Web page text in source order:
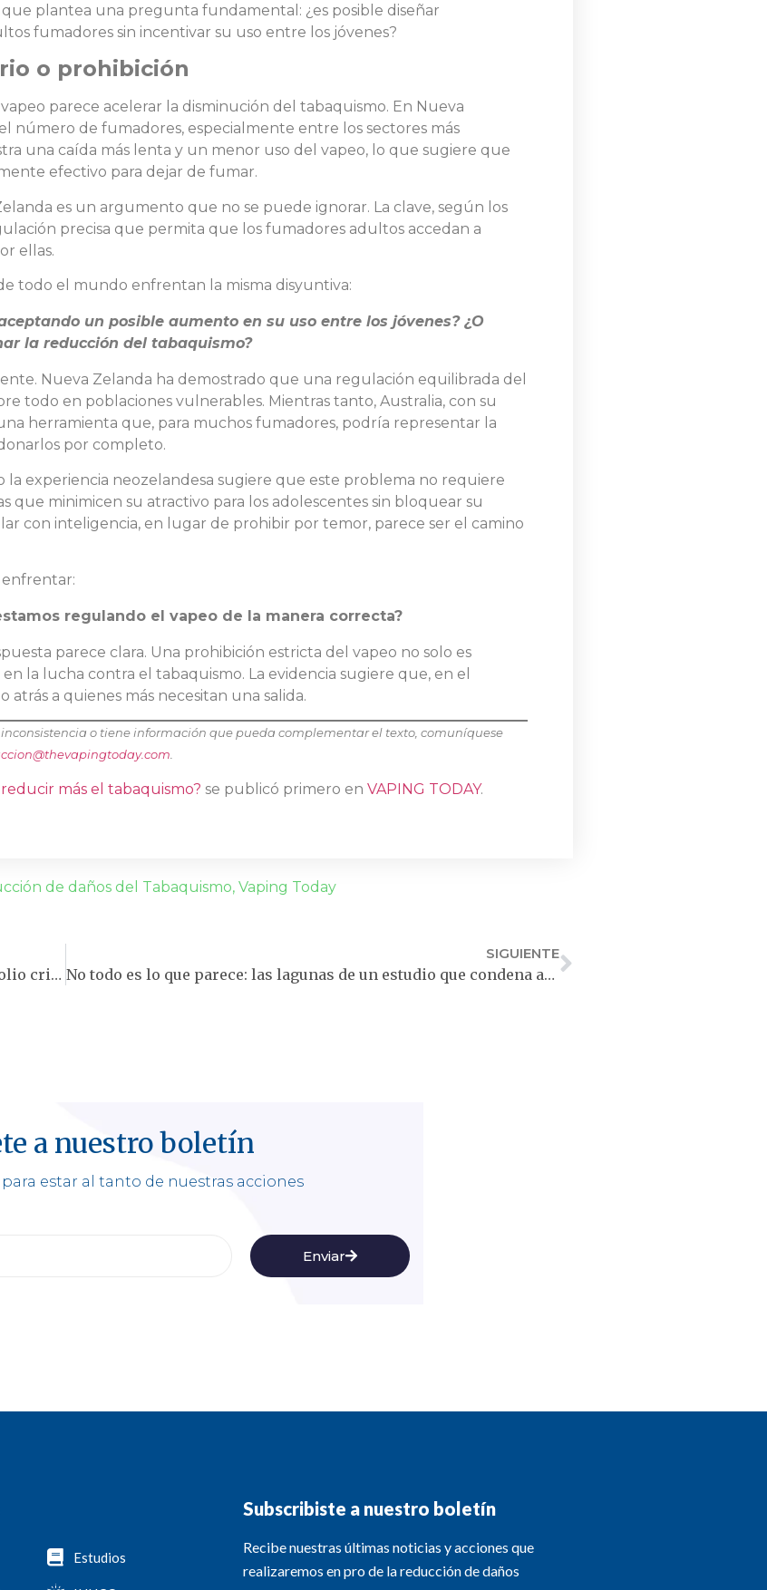
plantea una pregunta fundamental: ¿es posible diseñar
fumadores sin incentivar su uso entre los jóvenes?
o prohibición
parece acelerar la disminución del tabaquismo. En Nueva
número de fumadores, especialmente entre los sectores más
una caída más lenta y un menor uso del vapeo, lo que sugiere que
efectivo para dejar de fumar.
es un argumento que no se puede ignorar. La clave, según los
precisa que permita que los fumadores adultos accedan a
ellas.
todo el mundo enfrentan la misma disyuntiva:
un posible aumento en su uso entre los jóvenes? ¿O
la reducción del tabaquismo?
Nueva Zelanda ha demostrado que una regulación equilibrada del
todo en poblaciones vulnerables. Mientras tanto, Australia, con su
herramienta que, para muchos fumadores, podría representar la
por completo.
experiencia neozelandesa sugiere que este problema no requiere
que minimicen su atractivo para los adolescentes sin bloquear su
con inteligencia, en lugar de prohibir por temor, parece ser el camino
regulando el vapeo de la manera correcta?
parece clara. Una prohibición estricta del vapeo no solo es
la lucha contra el tabaquismo. La evidencia sugiere que, en el
a quienes más necesitan una salida.
o tiene información que pueda complementar el texto, comuníquese
.
más el tabaquismo? se publicó primero en VAPING TODAY.
de daños del Tabaquismo, Vaping Today
El futuro del vapeo en México: la inminencia de un monopolio criminal
SIGUIENTE
No todo es lo que parece: las lagunas de un estudio que condena al vapeo
a nuestro boletín
estar al tanto de nuestras acciones
Enviar
Estudios
Subscribiste a nuestro boletín
Recibe nuestras últimas noticias y acciones que
realizaremos en pro de la reducción de daños